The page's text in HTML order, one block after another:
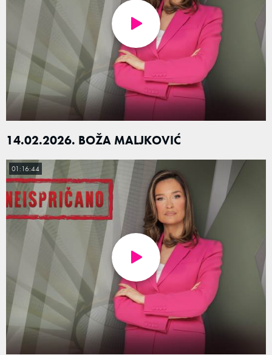
14.02.2026. BOŽA MALJKOVIĆ
01:16:44